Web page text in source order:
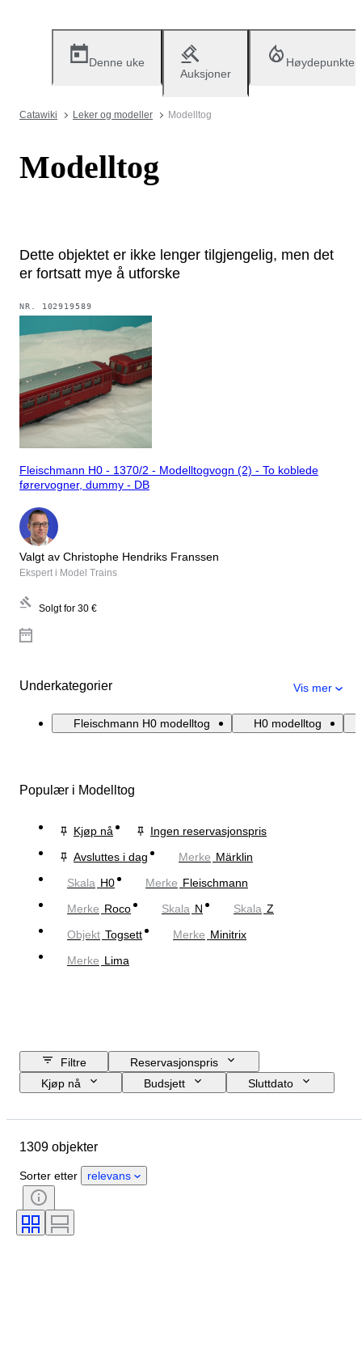
Denne uke
Auksjoner
Høydepunkter
Catawiki Leker og modeller Modelltog
Modelltog
Dette objektet er ikke lenger tilgjengelig, men det
er fortsatt mye å utforske
NR. 102919589
Fleischmann H0 - 1370/2 - Modelltogvogn (2) - To koblede
førervogner, dummy - DB
Valgt av Christophe Hendriks Franssen
Ekspert i Model Trains
Solgt for 30 €
Underkategorier Vis mer
Fleischmann H0 modelltog H0 modelltog
Populær i Modelltog
Kjøp nå
Ingen reservasjonspris
Avsluttes i dag
Merke Märklin
Skala H0 Merke Fleischmann
Merke Roco Skala N Skala Z
Objekt Togsett Merke Minitrix
Merke Lima
Filtre
Reservasjonspris
Kjøp nå
Budsjett
Sluttdato
Tilstand
Farge
Kontroll
Strømforsyning
Jernbaneselskap
1309 objekter
Sorter etter relevans